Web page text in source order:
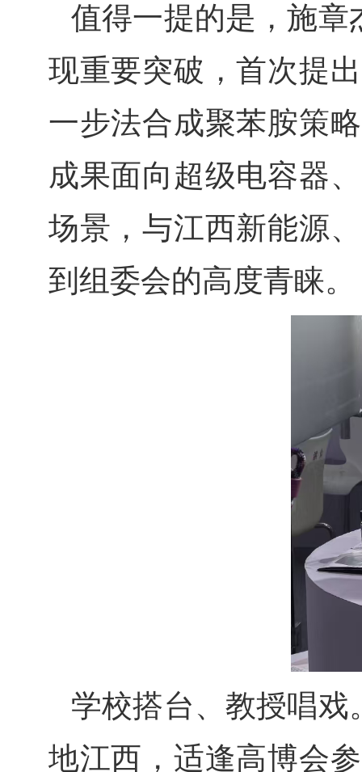
值得一提的是，施章
现重要突破，首次提
一步法合成聚苯胺策
成果面向超级电容器
场景，与江西新能源
到组委会的高度青睐。
学校搭台、教授唱戏
地江西，适逢高博会